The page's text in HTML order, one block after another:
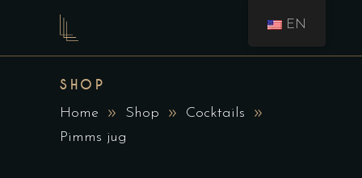
SHOP
Home Shop
Cocktails
Pimms jug
EN